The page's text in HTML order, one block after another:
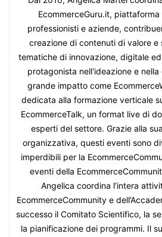
EcommerceGuru.it,
professionisti e aziende,
creazione di contenuti di valore e
tematiche di innovazione, digitale
protagonista nell'ideazione e
grande impatto come
dedicata alla formazione verticale
EcommerceTalk, un format live di
esperti del settore. Grazie alla
organizzativa, questi eventi sono
imperdibili per la
eventi della
Angelica coordina l’intera
EcommerceCommunity e
successo il Comitato Scientifico, la
la pianificazione dei programmi. Il